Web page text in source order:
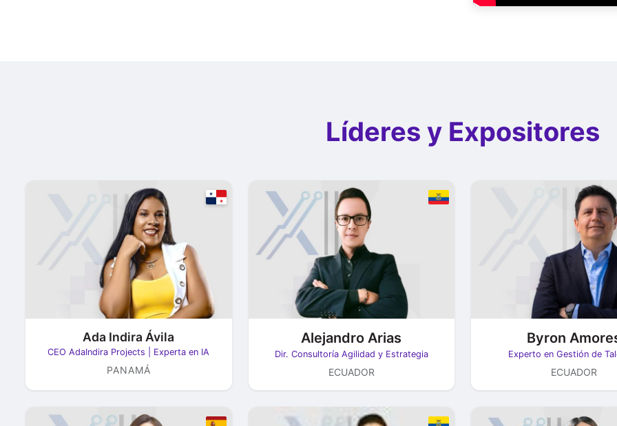
Líderes y Expositores
Ada Indira Ávila
CEO AdaIndira Projects | Experta en IA
PANAMÁ
Alejandro Arias
Dir. Consultoría Agilidad y Estrategia
ECUADOR
Byron
Experto en Gestión de
ECUADOR